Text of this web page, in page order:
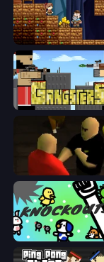
Miners' Adventure
Gangsters
KNOCKOUTS!